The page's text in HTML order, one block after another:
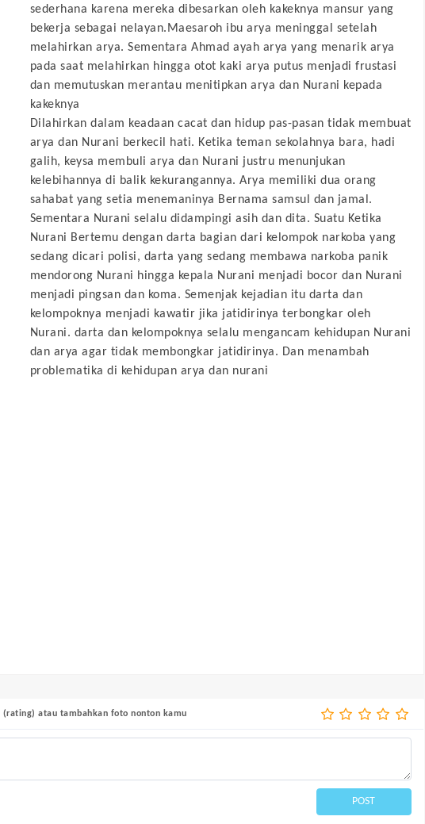
sederhana karena mereka dibesarkan oleh kakeknya mansur yang
bekerja sebagai nelayan.Maesaroh ibu arya meninggal setelah
melahirkan arya. Sementara Ahmad ayah arya yang menarik arya
pada saat melahirkan hingga otot kaki arya putus menjadi frustasi
dan memutuskan merantau menitipkan arya dan Nurani kepada
kakeknya
Dilahirkan dalam keadaan cacat dan hidup pas-pasan tidak membuat
arya dan Nurani berkecil hati. Ketika teman sekolahnya bara, hadi
galih, keysa membuli arya dan Nurani justru menunjukan
kelebihannya di balik kekurangannya. Arya memiliki dua orang
sahabat yang setia menemaninya Bernama samsul dan jamal.
Sementara Nurani selalu didampingi asih dan dita. Suatu Ketika
Nurani Bertemu dengan darta bagian dari kelompok narkoba yang
sedang dicari polisi, darta yang sedang membawa narkoba panik
mendorong Nurani hingga kepala Nurani menjadi bocor dan Nurani
menjadi pingsan dan koma. Semenjak kejadian itu darta dan
kelompoknya menjadi kawatir jika jatidirinya terbongkar oleh
Nurani. darta dan kelompoknya selalu mengancam kehidupan Nurani
dan arya agar tidak membongkar jatidirinya. Dan menambah
problematika di kehidupan arya dan nurani
atau tambahkan foto nonton kamu
POST